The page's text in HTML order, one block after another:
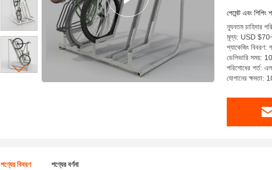
পেমেন্ট এবং শিপিং
ন্যূনতম চাহিদার
মূল্য: USD
প্যাকেজিং বিবরণ:
ডেলিভারি সময়:
পরিশোধের শর্ত:
যোগানের ক্ষমতা:
পণ্যের বিবরণ পণ্যের বর্ণনা